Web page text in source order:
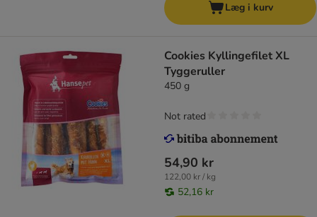
Læg i kurv
Cookies Kyllingefilet XL
Tyggeruller
450 g
54,90 kr
122,00 kr / kg
52,16 kr
Not rated